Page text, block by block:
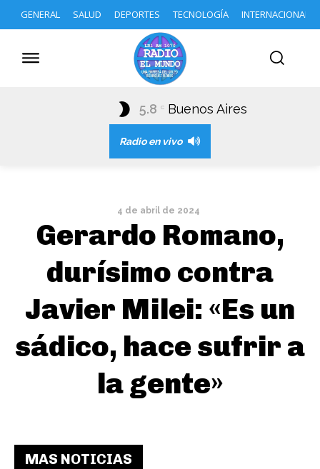
GENERAL SALUD DEPORTES TECNOLOGÍA INTERNACIONAL
5.8 C Buenos Aires
Radio en vivo
4 de abril de 2024
Gerardo Romano,
durísimo contra
Javier Milei: «Es un
sádico, hace sufrir a
la gente»
MAS NOTICIAS